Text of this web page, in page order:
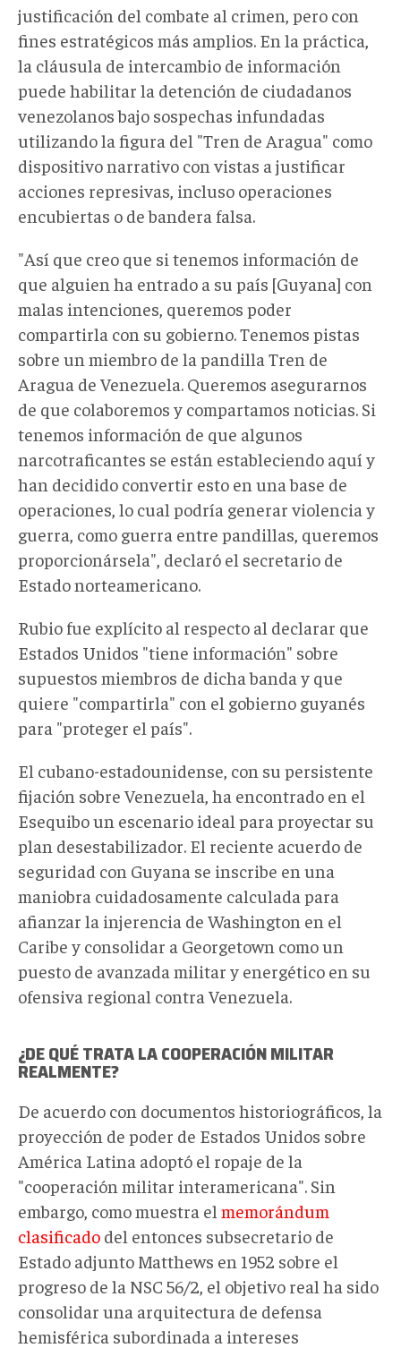
justificación del combate al crimen, pero con
fines estratégicos más amplios. En la práctica,
la cláusula de intercambio de información
puede habilitar la detención de ciudadanos
venezolanos bajo sospechas infundadas
utilizando la figura del "Tren de Aragua" como
dispositivo narrativo con vistas a justificar
acciones represivas, incluso operaciones
encubiertas o de bandera falsa.
"Así que creo que si tenemos información de
que alguien ha entrado a su país [Guyana] con
malas intenciones, queremos poder
compartirla con su gobierno. Tenemos pistas
sobre un miembro de la pandilla Tren de
Aragua de Venezuela. Queremos asegurarnos
de que colaboremos y compartamos noticias. Si
tenemos información de que algunos
narcotraficantes se están estableciendo aquí y
han decidido convertir esto en una base de
operaciones, lo cual podría generar violencia y
guerra, como guerra entre pandillas, queremos
proporcionársela" , declaró el secretario de
Estado norteamericano.
Rubio fue explícito al respecto al declarar que
Estados Unidos "tiene información" sobre
supuestos miembros de dicha banda y que
quiere "compartirla" con el gobierno guyanés
para "proteger el país".
El cubano-estadounidense, con su persistente
fijación sobre Venezuela, ha encontrado en el
Esequibo un escenario ideal para proyectar su
plan desestabilizador. El reciente acuerdo de
seguridad con Guyana se inscribe en una
maniobra cuidadosamente calculada para
afianzar la injerencia de Washington en el
Caribe y consolidar a Georgetown como un
puesto de avanzada militar y energético en su
ofensiva regional contra Venezuela.
¿DE QUÉ TRATA LA COOPERACIÓN MILITAR
REALMENTE?
De acuerdo con documentos historiográficos, la
proyección de poder de Estados Unidos sobre
América Latina adoptó el ropaje de la
"cooperación militar interamericana". Sin
embargo, como muestra el memorándum
clasificado del entonces subsecretario de
Estado adjunto Matthews en 1952 sobre el
progreso de la NSC 56/2, el objetivo real ha sido
consolidar una arquitectura de defensa
hemisférica subordinada a intereses